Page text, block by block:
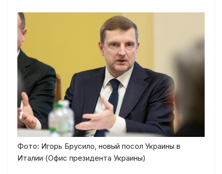
Фото: Игорь Брусило, новый посол Украины в
Италии (Офис президента Украины)